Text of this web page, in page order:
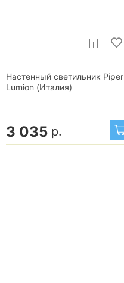
Настенный светильник Piper
Lumion (Италия)
3 035 р.